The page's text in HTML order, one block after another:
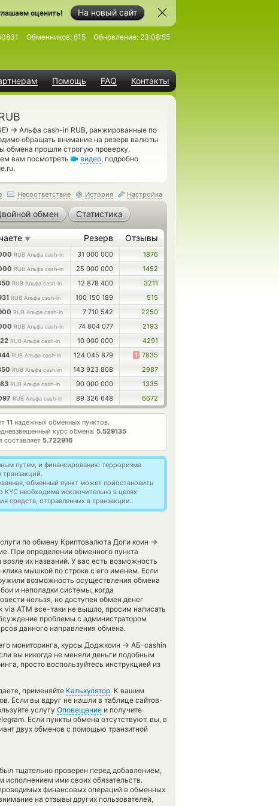
На новый сайт
оценить!
Помощь FAQ Контакты
Обменников: 615 Обновление: 23:08:55
→ Альфа cash-in RUB, ранжированные по
обращать внимание на резерв валюты
обмена прошли строгую проверку.
вам посмотреть
видео, подробно
Несоответствие История Настройка
обмен Статистика
▼ Резерв Отзывы
RUB Альфа cash-in 31 000 000
1876
RUB Альфа cash-in 25 000 000
1452
RUB Альфа cash-in 12 878 400
3211
RUB Альфа cash-in 100 150 189
515
RUB Альфа cash-in 7 710 542
2250
RUB Альфа cash-in 74 804 077
2193
RUB Альфа cash-in 10 000 000
4291
RUB Альфа cash-in 124 045 879 1 7835
RUB Альфа cash-in 143 923 808
2987
RUB Альфа cash-in 90 000 000
1335
RUB Альфа cash-in 89 326 648 6672
11 надежных обменных пунктов.
курс обмена: 5.529135
составляет 5.722916
путем, и финансированию терроризма
обменный пункт может приостановить
KYC необходима исключительно в целях
средств, отправленных в транзакции.
по обмену Криптовалюта Доги коин →
При определении обменного пункта
их названий. У вас есть возможность
мышкой по строке с его именем. Если
возможность осуществления обмена
и неполадки системы, когда
нельзя, но доступен обмен денег
ATM все-таки не вышло, просим написать
проблемы с администратором
данного направления обмена.
мониторинга, курсы Доджкоин → АБ-cashin
вы никогда не меняли деньги подобным
просто воспользуйтесь инструкцией из
применяйте Калькулятор. К вашим
Если вы вдруг не нашли в таблице сайтов-
услугу Оповещение и получите
Если пункты обмена отсутствуют, вы, в
двух обменов с помощью транзитной
тщательно проверен перед добавлением,
ими своих обязательств.
финансовых операций в обменных
на отзывы других пользователей,